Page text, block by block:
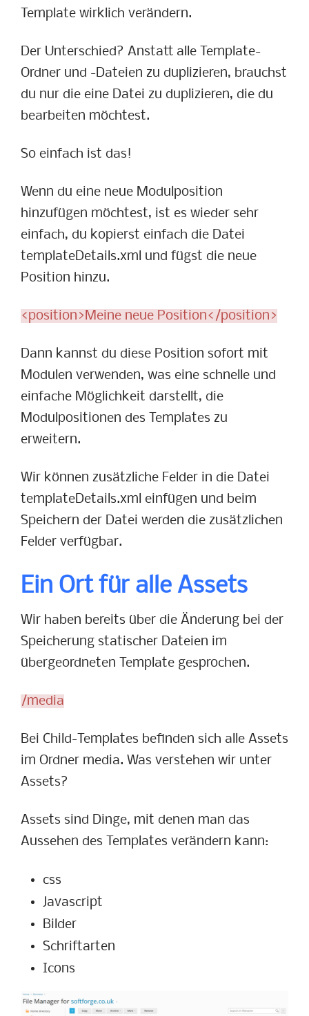
Template wirklich verändern.
Der Unterschied? Anstatt alle Template-
Ordner und -Dateien zu duplizieren, brauchst
du nur die eine Datei zu duplizieren, die du
bearbeiten möchtest.
So einfach ist das!
Wenn du eine neue Modulposition
hinzufügen möchtest, ist es wieder sehr
einfach, du kopierst einfach die Datei
templateDetails.xml und fügst die neue
Position hinzu.
<position>Meine neue Position</position>
Dann kannst du diese Position sofort mit
Modulen verwenden, was eine schnelle und
einfache Möglichkeit darstellt, die
Modulpositionen des Templates zu
erweitern.
Wir können zusätzliche Felder in die Datei
templateDetails.xml einfügen und beim
Speichern der Datei werden die zusätzlichen
Felder verfügbar.
Ein Ort für alle Assets
Wir haben bereits über die Änderung bei der
Speicherung statischer Dateien im
übergeordneten Template gesprochen.
/media
Bei Child-Templates befinden sich alle Assets
im Ordner media. Was verstehen wir unter
Assets?
Assets sind Dinge, mit denen man das
Aussehen des Templates verändern kann:
css
Javascript
Bilder
Schriftarten
Icons